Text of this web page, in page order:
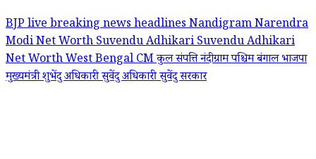
BJPlive breaking news headlinesNandigramNarendra
ModiNet WorthSuvendu AdhikariSuvendu Adhikari
Net WorthWest Bengal CMकुल संपत्तिनंदीग्रामपश्चिम बंगालभाजपा
मुख्यमंत्रीशुभेंदु अधिकारीसुवेंदु अधिकारीसुवेंदु सरकार